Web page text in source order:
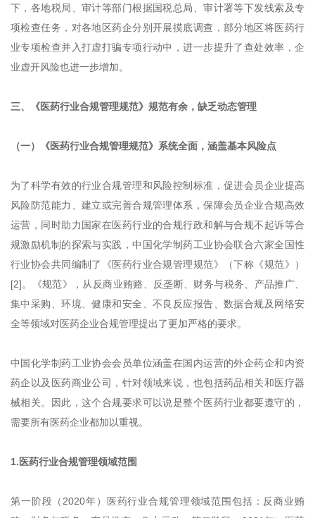
下，各地税局、审计等部门根据国税总局、审计署等下发线索及专
项检查任务，对各地区药企分别开展摸底调查，部分地区将医药行
业专项检查并入打虚打骗专项行动中，进一步提升了查处效率，企
业虚开风险也进一步增加。
三、《医药行业合规管理规范》规范有余，缺乏动态管理
（一）《医药行业合规管理规范》系统全面，涵盖基本风险点
为了科学有效的行业合规管理和风险控制标准，促进会员企业提高
风险防范能力、建立或完善合规管理体系，保障会员企业合规高效
运营，同时助力国家在医药行业的合规行政和解与合规不起诉等合
规激励机制的探索与实践，中国化学制药工业协会联合六家全国性
行业协会共同编制了《医药行业合规管理规范》（下称《规范》）
[2]。《规范》，从反商业贿赂、反垄断、财务与税务、产品推广、
集中采购、环境、健康和安全、不良反应报告、数据合规及网络安
全等领域对医药企业合规管理提出了更加严格的要求。
中国化学制药工业协会会员单位涵盖在国内运营的外企药企和内资
药企以及医药商业公司，针对领域来说，也包括药品相关和医疗器
械相关。因此，这个合规要求可以说是整个医药行业都要遵守的，
需要所有医药企业都加以重视。
1.医药行业合规管理领域范围
第一阶段（2020年）医药行业合规管理领域范围包括：反商业贿